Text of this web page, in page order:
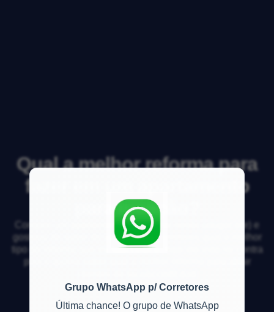
Grupo WhatsApp p/ Corretores
Última chance! O grupo de WhatsApp
Qual a melhor reforma para
fazer em um apartamento
para locação?
Comprei um apartamento para gerar renda (alugar ele) e
gostaria de saber de voc&ecirc;s corretores qual o melhor
tipo de reforma que eu fa&ccedil;o, hoje ele esta no contra
piso e queria saber qual a melhor reforma para atrair